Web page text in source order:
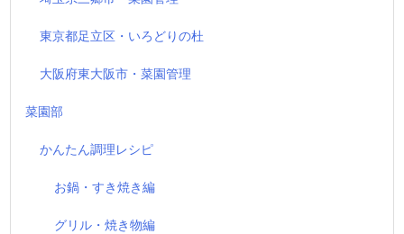
東京都足立区・いろどりの杜
大阪府東大阪市・菜園管理
菜園部
かんたん調理レシピ
お鍋・すき焼き編
グリル・焼き物編